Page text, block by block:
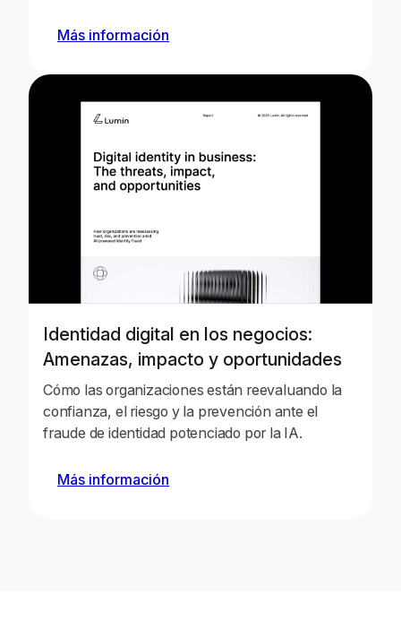
Más información
Identidad digital en los negocios:
Amenazas, impacto y oportunidades
Cómo las organizaciones están reevaluando la
confianza, el riesgo y la prevención ante el
fraude de identidad potenciado por la IA.
Más información